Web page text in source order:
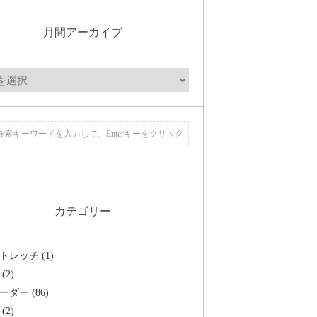
月間アーカイブ
カテゴリー
レッチ (1)
ダー (86)